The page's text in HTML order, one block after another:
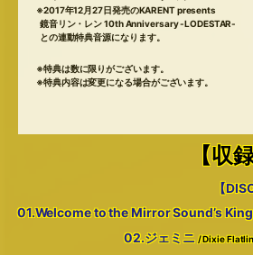
※2017年12月27日発売のKARENT presents
鏡音リン・レン 10th Anniversary -LODESTAR-
との連動特典音源になります。
※特典は数に限りがございます。
※特典内容は変更になる場合がございます。
【収
【
01.Welcome to the Mirror Sound’s
02.ジェミニ/ Dixie